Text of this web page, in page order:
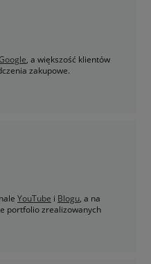
, a większość klientów
zakupowe.
YouTube i Blogu, a na
portfolio zrealizowanych